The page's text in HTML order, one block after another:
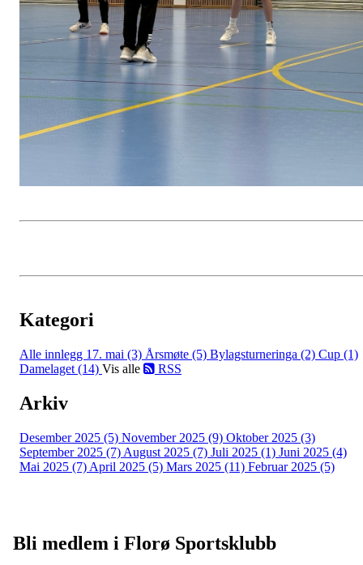
Kategori
Alle innlegg 17. mai (3) Årsmøte (5) Bylagsturneringa (2) Cup (1)
Damelaget (14) Vis alle RSS
Arkiv
Desember 2025 (5) November 2025 (9) Oktober 2025 (3)
September 2025 (7) August 2025 (7) Juli 2025 (1) Juni 2025 (4)
Mai 2025 (7) April 2025 (5) Mars 2025 (11) Februar 2025 (5)
Bli medlem i Florø Sportsklubb